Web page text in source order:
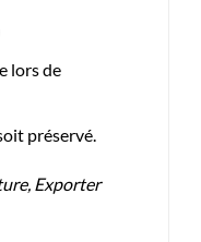
lors de
préservé.
Exporter